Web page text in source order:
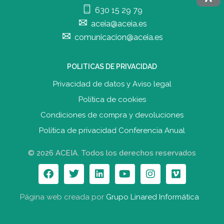
630 15 29 79
aceia@aceia.es
comunicacion@aceia.es
POLITICAS DE PRIVACIDAD
Privacidad de datos y Aviso legal
Política de cookies
Condiciones de compra y devoluciones
Política de privacidad Conferencia Anual
© 2026 ACEIA. Todos los derechos reservados
Página web creada por Grupo Linared Informática